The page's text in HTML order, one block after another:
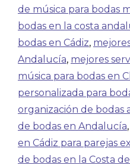
de música para bodas
bodas en la costa
bodas en Cádiz,
Andalucía, mejores
música para bodas en
personalizada para
organización de bodas
de bodas en Andalucía,
en Cádiz para parejas
de bodas en la Costa